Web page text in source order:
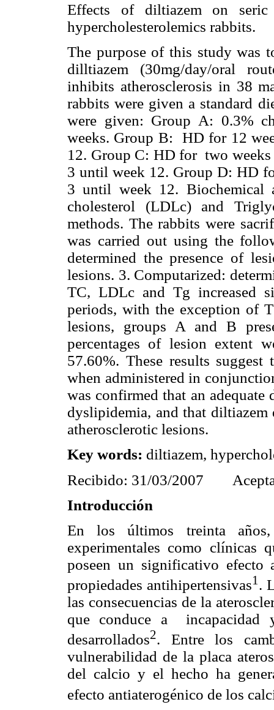
Effects of diltiazem on
hypercholesterolemics rabbits.
The purpose of this study was
dilltiazem (30mg/day/oral
inhibits atherosclerosis in 38
rabbits were given a standard
were given: Group A: 0.3%
weeks. Group B:
HD for 12
12. Group C: HD for two weeks
3 until week 12. Group D: HD
3 until week 12. Biochemical
cholesterol (LDLc) and
methods. The rabbits were
was carried out using the
determined the presence of
lesions. 3. Computarized:
TC, LDLc and Tg increased
periods, with the exception of
lesions, groups A and B
percentages of lesion extent
57.60%. These results
when administered in
was confirmed that an
dyslipidemia, and that diltiazem
atherosclerotic lesions.
Key words: diltiazem,
Recibido: 31/03/2007
Introducción
En los últimos treinta
experimentales como clínicas
poseen un significativo efecto
propiedades antihipertensivas1 .
las consecuencias de la
que conduce a
desarrollados2. Entre los
vulnerabilidad de la placa
del calcio y el hecho ha
efecto antiaterogénico de los